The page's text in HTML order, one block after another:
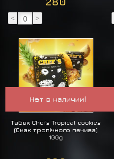
< >
Нет в наличии!
Табак Chefs Tropical cookies
(Смак тропічного печива)
100g